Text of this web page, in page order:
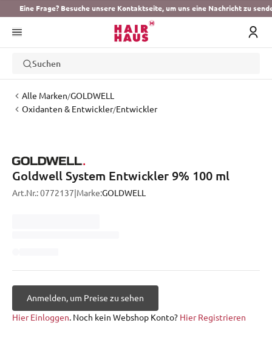
Eine Frage? Besuche unsere Kontaktseite, um uns eine Nachricht zu
Suchen
Alle Marken/GOLDWELL
Oxidanten & Entwickler/Entwickler
Goldwell System Entwickler 9% 100 ml
Art.Nr.:0772137 Marke:GOLDWELL
Anmelden, um Preise zu sehen
Hier Einloggen. Noch kein Webshop Konto? Hier Registrieren